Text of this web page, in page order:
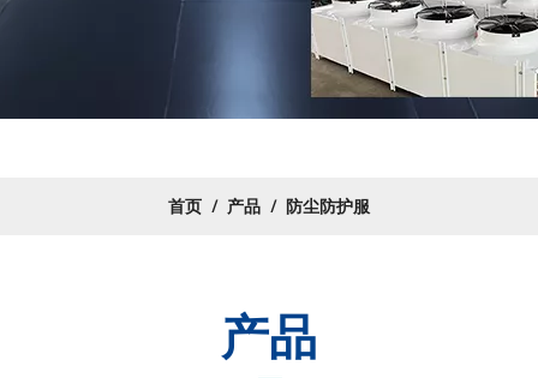
首页 / 产品 / 防尘防护服
产品